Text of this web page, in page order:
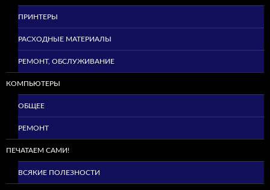
ПРИНТЕРЫ
РАСХОДНЫЕ МАТЕРИАЛЫ
РЕМОНТ, ОБСЛУЖИВАНИЕ
КОМПЬЮТЕРЫ
ОБЩЕЕ
РЕМОНТ
ПЕЧАТАЕМ САМИ!
ВСЯКИЕ ПОЛЕЗНОСТИ